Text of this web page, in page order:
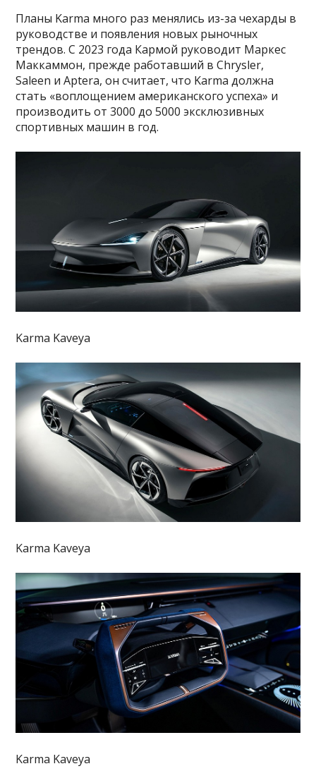
Планы Karma много раз менялись из-за чехарды в
руководстве и появления новых рыночных
трендов. С 2023 года Кармой руководит Маркес
Маккаммон, прежде работавший в Chrysler,
Saleen и Aptera, он считает, что Karma должна
стать «воплощением американского успеха» и
производить от 3000 до 5000 эксклюзивных
спортивных машин в год.
Karma Kaveya
Karma Kaveya
Karma Kaveya